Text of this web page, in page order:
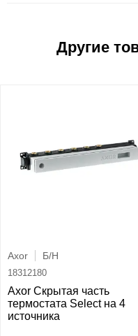
Axor Б/Н
18312180
Axor Скрытая часть
термостата Select на 4
источника